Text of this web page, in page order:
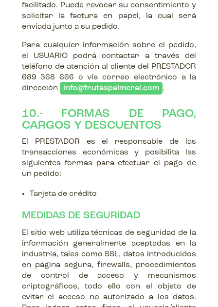
facilitado. Puede revocar su consentimiento y
solicitar la factura en papel, la cual será
enviada junto a su pedido.
Para cualquier información sobre el pedido,
el USUARIO podrá contactar a través del
teléfono de atención al cliente del PRESTADOR
689 368 666 o vía correo electrónico a la
dirección
info@frutaspalmeral.com .
10.- FORMAS DE PAGO,
CARGOS Y DESCUENTOS
El PRESTADOR es el responsable de las
transacciones económicas y posibilita las
siguientes formas para efectuar el pago de
un pedido:
Tarjeta de crédito
MEDIDAS DE SEGURIDAD
El sitio web utiliza técnicas de seguridad de la
información generalmente aceptadas en la
industria, tales como SSL, datos introducidos
en página segura, firewalls, procedimientos
de control de acceso y mecanismos
criptográficos, todo ello con el objeto de
evitar el acceso no autorizado a los datos.